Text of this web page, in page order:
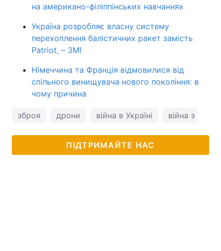
на американо-філіппінських навчаннях
Україна розробляє власну систему
перехоплення балістичних ракет замість
Patriot, – ЗМІ
Німеччина та Франція відмовилися від
спільного винищувача нового покоління: в
чому причина
зброя дрони війна в Україні війна з
ПІДТРИМАЙТЕ НАС